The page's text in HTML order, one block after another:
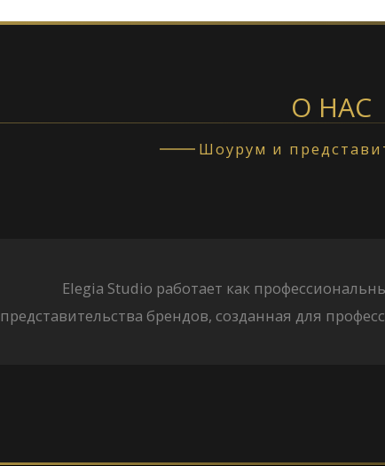
О НАС
Шоурум и
Elegia Studio работает как
представительства брендов, созданная для